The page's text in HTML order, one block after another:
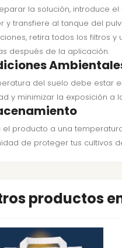
la solución, introduce
y transfiere al tanque del
retira todos los filtros y
después de la aplicación.
del suelo debe estar
y minimizar la exposición a
el producto a una
de proteger tus cultivos
productos